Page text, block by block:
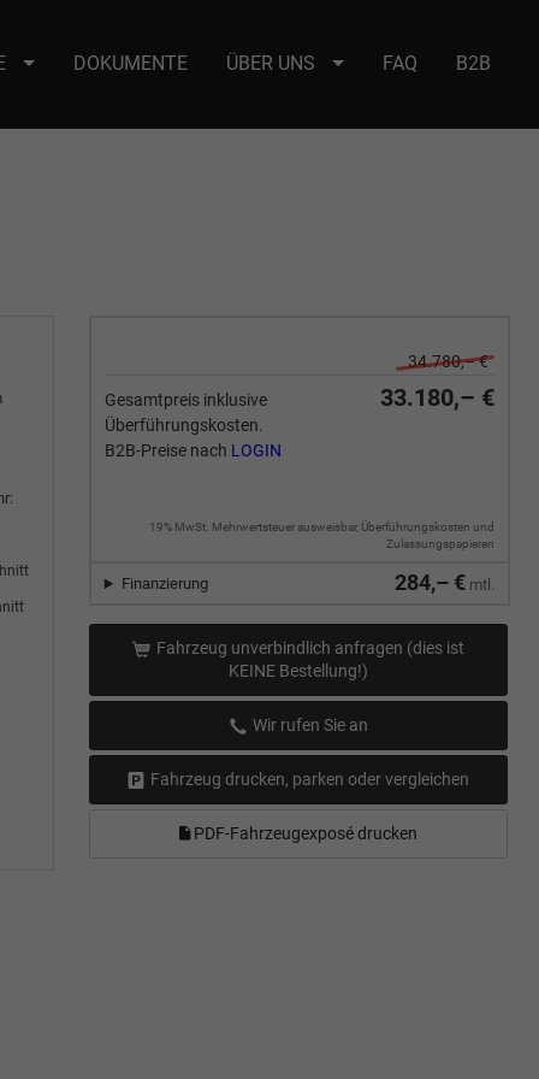
DOKUMENTE ÜBER UNS FAQ B2B
34.780,– €
Gesamtpreis inklusive
Überführungskosten.
B2B-Preise nach LOGIN
33.180,– €
19% MwSt. Mehrwertsteuer ausweisbar, Überführungskosten und
Zulassungspapieren
284,– € mtl.
Finanzierung
Fahrzeug unverbindlich anfragen (dies ist
KEINE Bestellung!)
Wir rufen Sie an
Fahrzeug drucken, parken oder vergleichen
PDF-Fahrzeugexposé drucken